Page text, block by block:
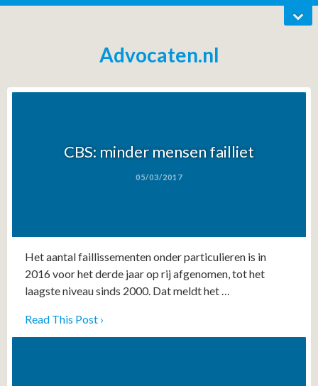
Advocaten.nl
CBS: minder mensen failliet
05/03/2017
Het aantal faillissementen onder particulieren is in
2016 voor het derde jaar op rij afgenomen, tot het
laagste niveau sinds 2000. Dat meldt het …
Read This Post ›